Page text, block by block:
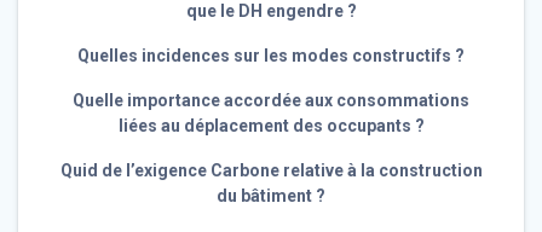
que le DH engendre ?
Quelles incidences sur les modes constructifs ?
Quelle importance accordée aux consommations
liées au déplacement des occupants ?
Quid de l’exigence Carbone relative à la construction
du bâtiment ?